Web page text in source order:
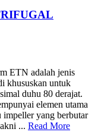
ETN adalah jenis
khususkan untuk
duhu 80 derajat.
elemen utama
impeller yang berbutar
... Read More